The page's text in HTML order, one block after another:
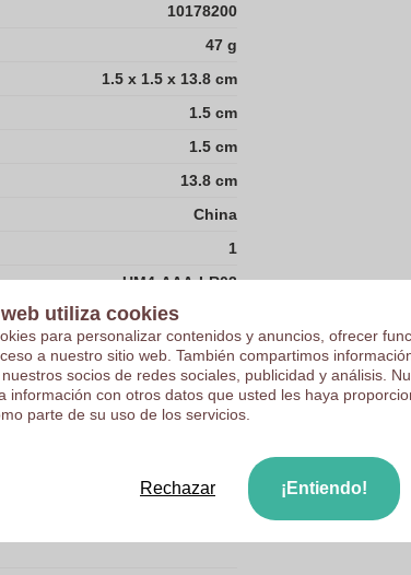
10178200
47 g
1.5 x 1.5 x 13.8 cm
1.5 cm
1.5 cm
13.8 cm
China
1
UM4-AAA-LR03
1.5
100
utiliza cookies
para personalizar contenidos y anuncios, ofrecer
a nuestro sitio web. También compartimos
socios de redes sociales, publicidad y análisis.
información con otros datos que usted les haya
parte de su uso de los servicios.
Rechazar ¡Entiendo!